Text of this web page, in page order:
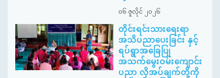
၀၆ ဇူလိုင် ၂၀၂၆
တိုင်းရင်းသားရေးရာ
အသိပညာပေးခြင်း နှင့်
ရပ်ရွာအခြေပြု
အသက်မွေးဝမ်းကျောင်း
ပညာ လိုအပ်ချက်တို့ကို